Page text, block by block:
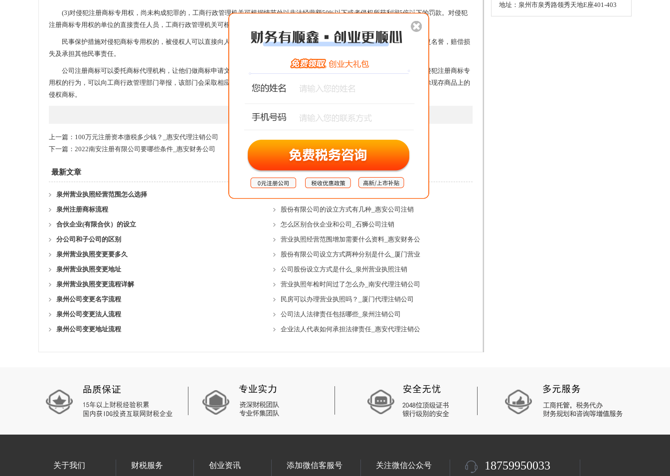
(3)对侵犯注册商标专用权，尚未构成犯罪的，工商行政管理机关可根据情节处以非法经营额50%以下或者侵权所获利润5倍以下的罚款。对侵犯
注册商标专用权的单位的直接责任人员，工商行政管理机关可根据情节处以1万元以下的罚款。
民事保护措施对侵犯商标专用权的，被侵权人可以直接向人民法院起诉，要求人民法院依法责令侵权人停止侵害，消除影响，恢复名誉，赔偿损
失及承担其他民事责任。
公司注册商标可以委托商标代理机构，让他们做商标申请文件，以及提交商标申请文件。注册商标的保护措施有行政保护，对于侵犯注册商标专
用权的行为，可以向工商行政管理部门举报，该部门会采取相应措施，禁止侵权的行为，收缴并销毁侵权的工具，侵权商标标识，消除现存商品上的
侵权商标。
返回上一页】
上一篇： 100万元注册资本缴税多少钱？_惠安代理注销公司
下一篇： 2022南安注册有限公司要哪些条件_惠安财务公司
最新文章
泉州营业执照经营范围怎么选择
泉州注册商标流程
合伙企业(有限合伙）的设立
分公司和子公司的区别
泉州营业执照变更要多久
泉州营业执照变更地址
泉州营业执照变更流程详解
泉州公司变更名字流程
泉州公司变更法人流程
泉州公司变更地址流程
相关文章
股份有限公司的设立方式有几种_惠安公司注销
怎么区别合伙企业和公司_石狮公司注销
营业执照经营范围增加需要什么资料_惠安财务公
股份有限公司设立方式两种分别是什么_厦门营业
公司股份设立方式是什么_泉州营业执照注销
营业执照年检时间过了怎么办_南安代理注销公司
民房可以办理营业执照吗？_厦门代理注销公司
公司法人法律责任包括哪些_泉州注销公司
企业法人代表如何承担法律责任_惠安代理注销公
地址：泉州市泉秀路领秀天地E座401-403
关于我们 财税服务 创业资讯 添加微信客服号 关注微信公众号 18759950033